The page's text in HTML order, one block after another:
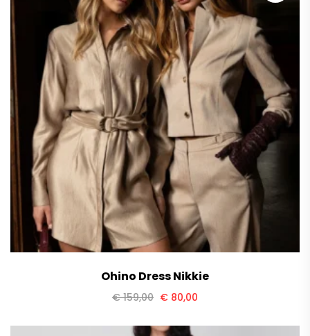
Ohino Dress Nikkie
€159,00 Oorspronkelijke
was:
€ 80,00
is: